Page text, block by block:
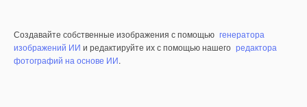
Создавайте собственные изображения с помощью генератора
изображений ИИ и редактируйте их с помощью нашего редактора
фотографий на основе ИИ.